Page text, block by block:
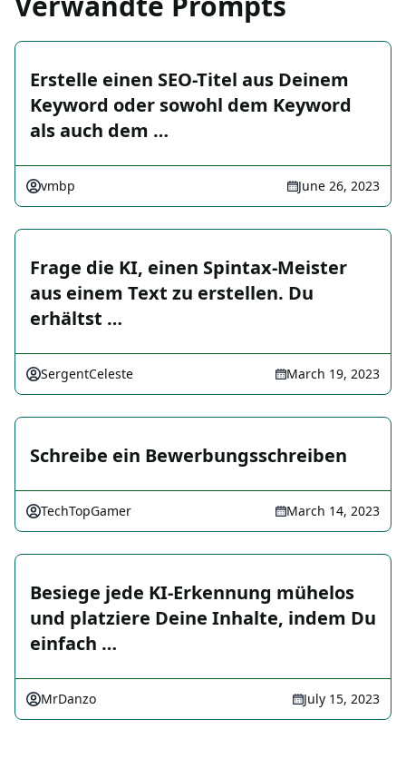
Erstelle einen SEO-Titel aus Deinem
Keyword oder sowohl dem Keyword
als auch dem …
vmbp June 26, 2023
Frage die KI, einen Spintax-Meister
aus einem Text zu erstellen. Du
erhältst …
SergentCeleste March 19, 2023
Schreibe ein Bewerbungsschreiben
TechTopGamer March 14, 2023
Besiege jede KI-Erkennung mühelos
und platziere Deine Inhalte, indem Du
einfach …
MrDanzo July 15, 2023